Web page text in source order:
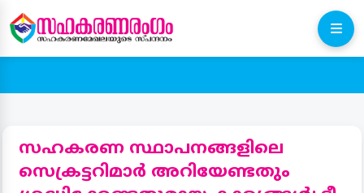
സഹകരണ സ്ഥാപനങ്ങളിലെ
സെക്രട്ടറിമാർ അറിയേണ്ടതും